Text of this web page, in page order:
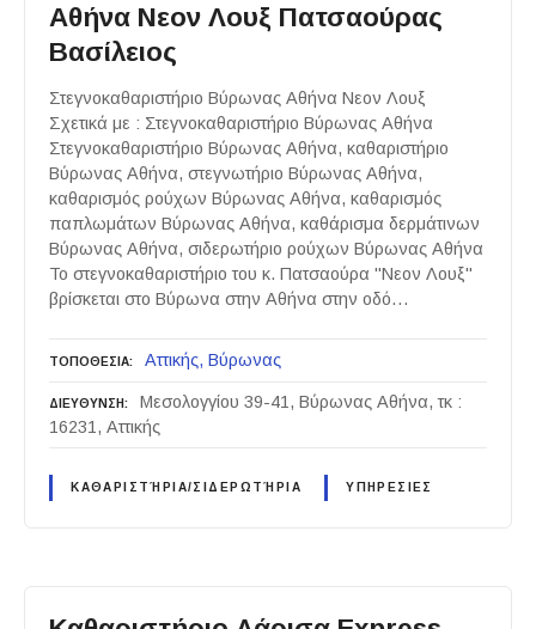
Αθήνα Νεον Λουξ Πατσαούρας
Βασίλειος
Στεγνοκαθαριστήριο Βύρωνας Αθήνα Νεον Λουξ
Σχετικά με : Στεγνοκαθαριστήριο Βύρωνας Αθήνα
Στεγνοκαθαριστήριο Βύρωνας Αθήνα, καθαριστήριο
Βύρωνας Αθήνα, στεγνωτήριο Βύρωνας Αθήνα,
καθαρισμός ρούχων Βύρωνας Αθήνα, καθαρισμός
παπλωμάτων Βύρωνας Αθήνα, καθάρισμα δερμάτινων
Βύρωνας Αθήνα, σιδερωτήριο ρούχων Βύρωνας Αθήνα
Το στεγνοκαθαριστήριο του κ. Πατσαούρα "Νεον Λουξ"
βρίσκεται στο Βύρωνα στην Αθήνα στην οδό…
ΤΟΠΟΘΕΣΙΑ Αττικής Βύρωνας
ΔΙΕΥΘΥΝΣΗ
Μεσολογγίου 39-41, Βύρωνας Αθήνα, τκ :
16231, Αττικής
ΚΑΘΑΡΙΣΤΉΡΙΑ/ΣΙΔΕΡΩΤΉΡΙΑ ΥΠΗΡΕΣΙΕΣ